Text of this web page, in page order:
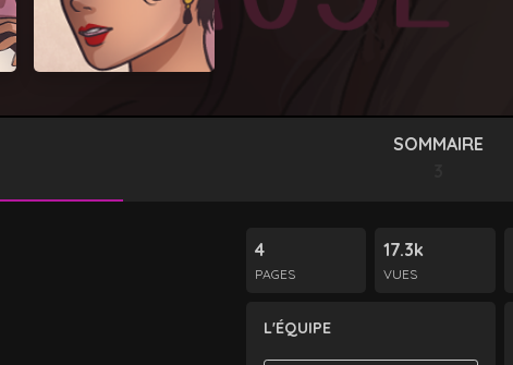
SOMMAIRE
4
PAGES
17.3k
VUES
L'ÉQUIPE